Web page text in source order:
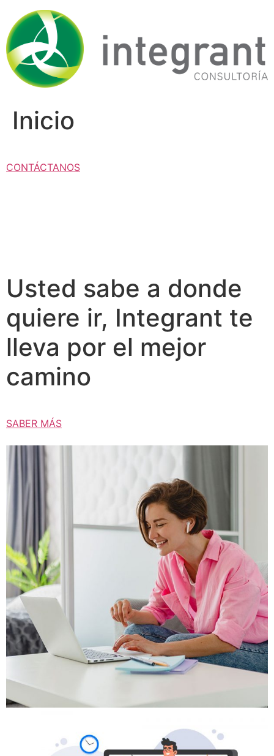
contenido
Inicio
CONTÁCTANOS
Usted sabe a donde
quiere ir, Integrant te
lleva por el mejor
camino
SABER MÁS